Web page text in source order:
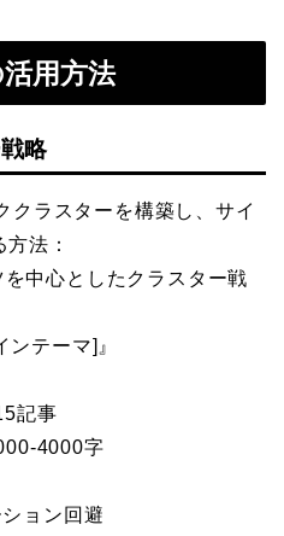
用方法
略
ラスターを構築し、サイ
法：
を中心としたクラスター戦
テーマ]』
記事
4000字
ョン回避